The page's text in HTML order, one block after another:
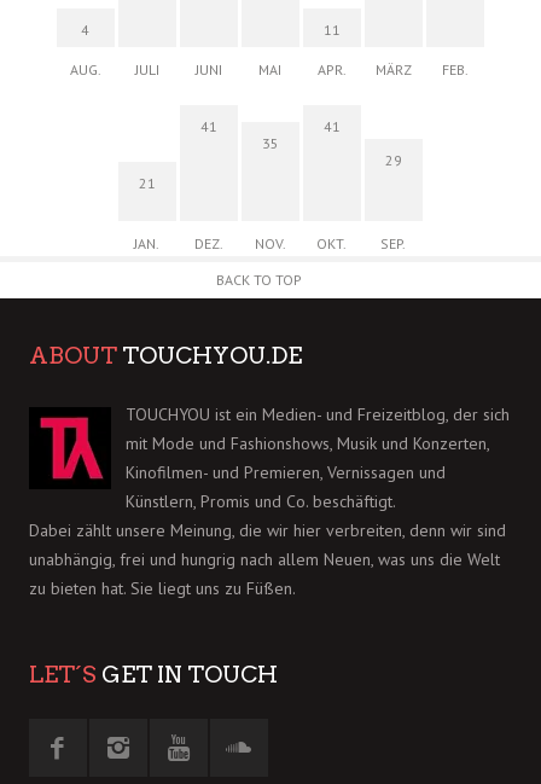
4
AUG. JULI JUNI MAI
11
APR. MÄRZ FEB.
21
JAN.
41
DEZ.
35
NOV.
41
OKT.
29
SEP.
BACK TO TOP
ABOUT TOUCHYOU.DE
TOUCHYOU ist ein Medien- und Freizeitblog, der sich
mit Mode und Fashionshows, Musik und Konzerten,
Kinofilmen- und Premieren, Vernissagen und
Künstlern, Promis und Co. beschäftigt.
Dabei zählt unsere Meinung, die wir hier verbreiten, denn wir sind
unabhängig, frei und hungrig nach allem Neuen, was uns die Welt
zu bieten hat. Sie liegt uns zu Füßen.
LET´S GET IN TOUCH